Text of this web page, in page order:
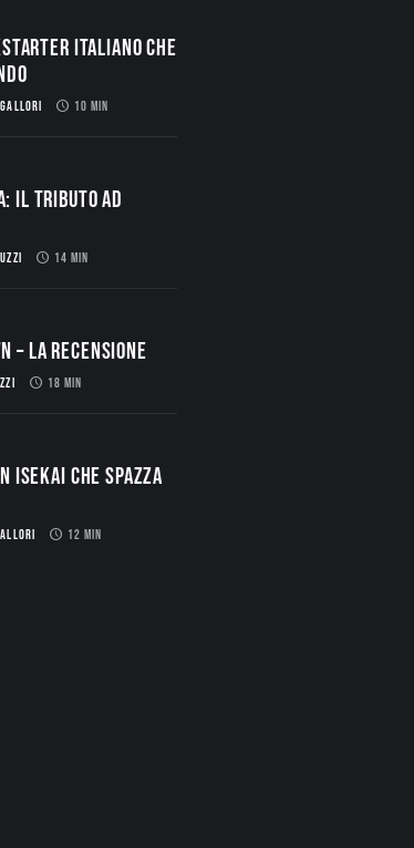
italiano che
10 MIN
Il Tributo ad
14 MIN
– La Recensione
18 MIN
Isekai che spazza
12 MIN